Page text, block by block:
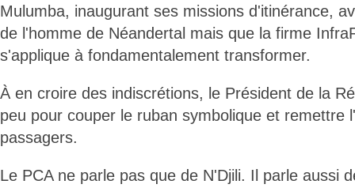
Mulumba, inaugurant ses missions d'itinérance,
de l'homme de Néandertal mais que la firme
s'applique à fondamentalement transformer.
À en croire des indiscrétions, le Président de la
peu pour couper le ruban symbolique et remettre
passagers.
Le PCA ne parle pas que de N'Djili. Il parle aussi